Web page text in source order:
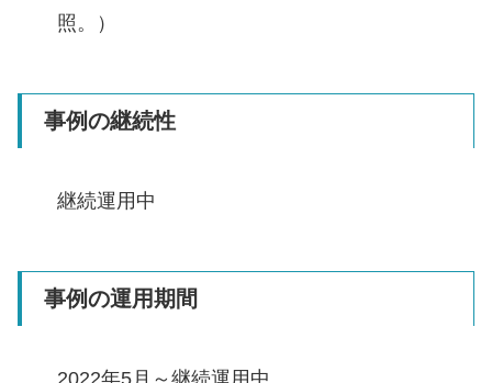
照。）
事例の継続性
継続運用中
事例の運用期間